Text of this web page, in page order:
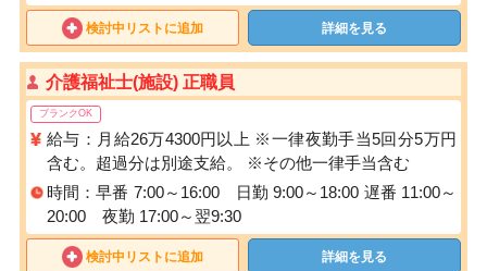
検討中リストに追加 詳細を見る
介護福祉士(施設) 正職員
ブランクOK
給与：月給26万4300円以上 ※一律夜勤手当5回分5万円
含む。超過分は別途支給。 ※その他一律手当含む
時間：早番 7:00～16:00 日勤 9:00～18:00 遅番 11:00～
20:00 夜勤 17:00～翌9:30
検討中リストに追加 詳細を見る